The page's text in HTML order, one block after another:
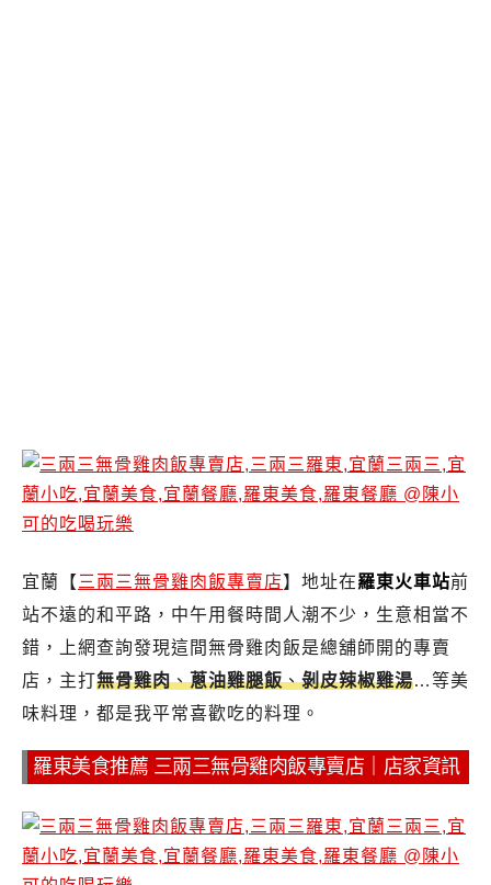
宜蘭【 三兩三無骨雞肉飯專賣店】地址在羅東火車站前
站不遠的和平路，中午用餐時間人潮不少，生意相當不
錯，上網查詢發現這間無骨雞肉飯是總舖師開的專賣
店，主打無骨雞肉、蔥油雞腿飯、剝皮辣椒雞湯…等美
味料理，都是我平常喜歡吃的料理。
羅東美食推薦 三兩三無骨雞肉飯專賣店｜店家資訊